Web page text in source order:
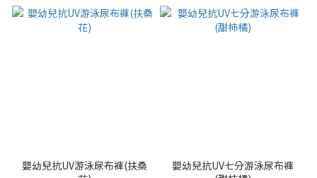
嬰幼兒抗UV游泳尿布褲(扶桑
嬰幼兒抗UV七分游泳尿布褲